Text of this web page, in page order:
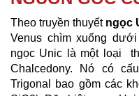
Theo truyền thuyết ngọc
Venus chìm xuống
ngọc Unic là một loại
Chalcedony. Nó có
Trigonal bao gồm các